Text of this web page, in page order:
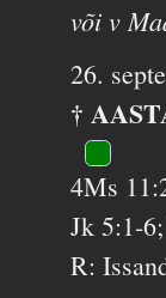
või v
26.
†
4Ms
Jk 5:1-
R: